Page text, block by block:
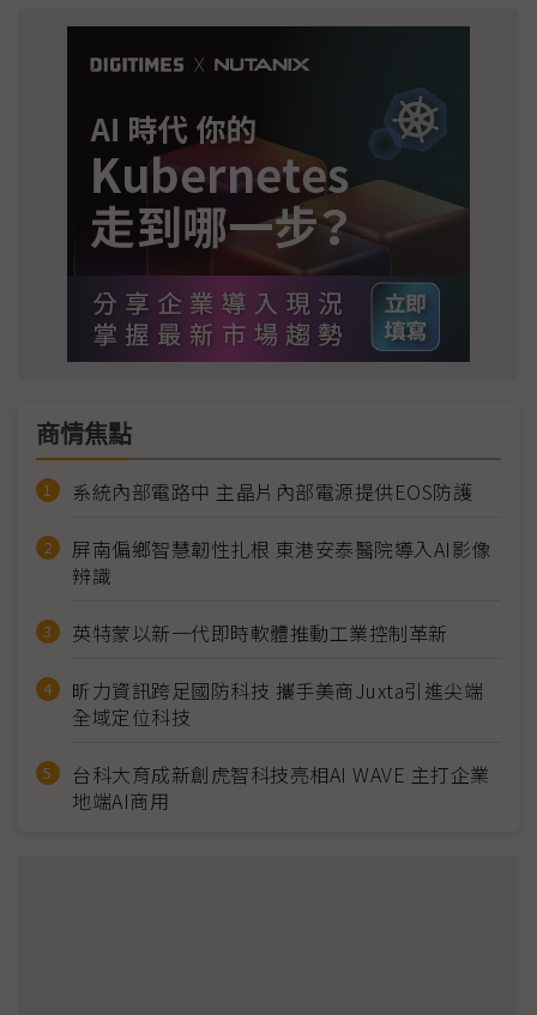
商情焦點
系統內部電路中 主晶片內部電源提供EOS防護
屏南偏鄉智慧韌性扎根 東港安泰醫院導入AI影像
辨識
英特蒙以新一代即時軟體推動工業控制革新
昕力資訊跨足國防科技 攜手美商Juxta引進尖端
全域定位科技
台科大育成新創虎智科技亮相AI WAVE 主打企業
地端AI商用